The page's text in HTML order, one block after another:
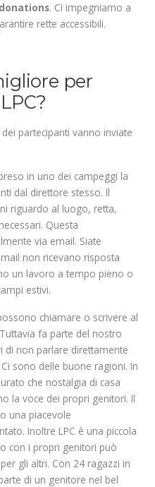
donations. Ci impegniamo a
rette accessibili.
per
partecipanti vanno inviate
in uno dei campeggi la
dal direttore stesso. Il
riguardo al luogo, retta,
Questa
via email. Siate
non ricevano risposta
un lavoro a tempo pieno o
estivi.
chiamare o scrivere al
fa parte del nostro
di non parlare direttamente
sono delle buone ragioni. In
che nostalgia di casa
la voce dei propri genitori. Il
una piacevole
Inoltre LPC è una piccola
con i propri genitori può
gli altri. Con 24 ragazzi in
di un genitore nel bel